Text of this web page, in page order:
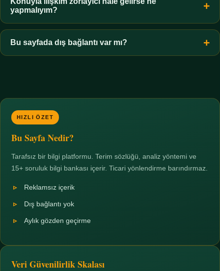
zorunluluktur.
yapmalıyım?
Zaman sınırı koyun, harcadığınız süreyi ölçün ve gerekirse
profesyonel destek alın. Türkiye'de ücretsiz danışma hatları
mevcuttur; yardım istemek güçlü bir adımdır.
Bu sayfada dış bağlantı var mı?
HIZLI ÖZET
Bu Sayfa Nedir?
Tarafsız bir bilgi platformu. Terim sözlüğü, analiz yöntemi ve
15+ soruluk bilgi bankası içerir. Ticari yönlendirme barındırmaz.
Reklamsız içerik
Dış bağlantı yok
Aylık gözden geçirme
Veri Güvenilirlik Skalası